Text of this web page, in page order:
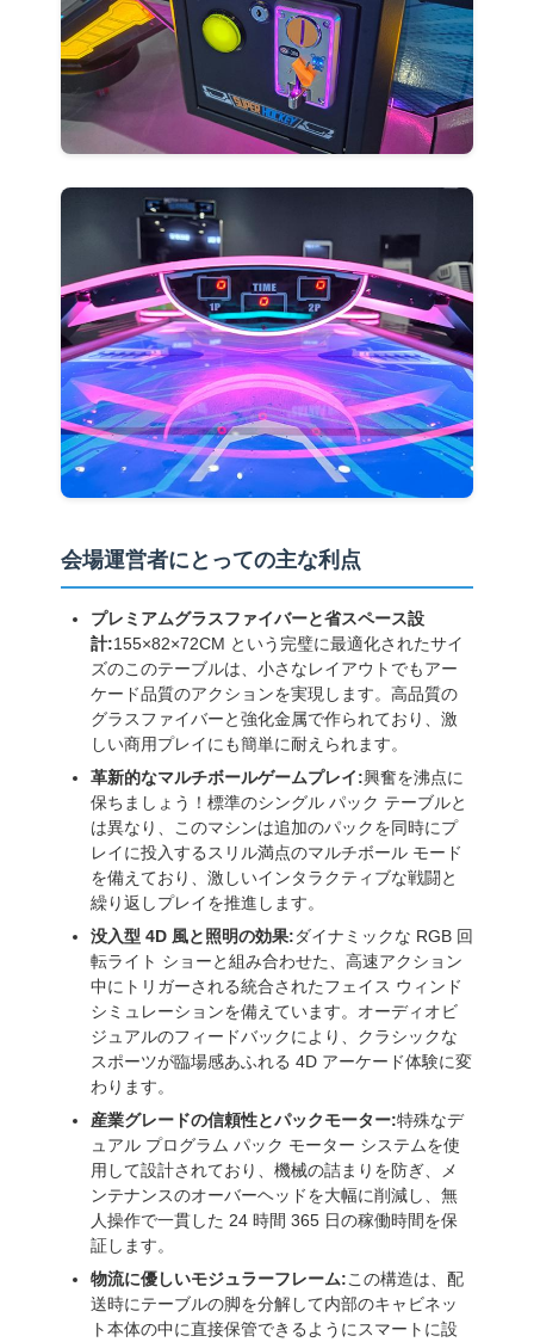
会場運営者にとっての主な利点
プレミアムグラスファイバーと省スペース設
計:155×82×72CM という完璧に最適化されたサイ
ズのこのテーブルは、小さなレイアウトでもアー
ケード品質のアクションを実現します。高品質の
グラスファイバーと強化金属で作られており、激
しい商用プレイにも簡単に耐えられます。
革新的なマルチボールゲームプレイ:興奮を沸点に
保ちましょう！標準のシングル パック テーブルと
は異なり、このマシンは追加のパックを同時にプ
レイに投入するスリル満点のマルチボール モード
を備えており、激しいインタラクティブな戦闘と
繰り返しプレイを推進します。
没入型 4D 風と照明の効果:ダイナミックな RGB 回
転ライト ショーと組み合わせた、高速アクション
中にトリガーされる統合されたフェイス ウィンド
シミュレーションを備えています。オーディオビ
ジュアルのフィードバックにより、クラシックな
スポーツが臨場感あふれる 4D アーケード体験に変
わります。
産業グレードの信頼性とパックモーター:特殊なデ
ュアル プログラム パック モーター システムを使
用して設計されており、機械の詰まりを防ぎ、メ
ンテナンスのオーバーヘッドを大幅に削減し、無
人操作で一貫した 24 時間 365 日の稼働時間を保
証します。
物流に優しいモジュラーフレーム:この構造は、配
送時にテーブルの脚を分解して内部のキャビネッ
ト本体の中に直接保管できるようにスマートに設